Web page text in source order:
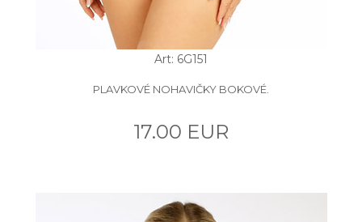
Art: 6G151
PLAVKOVÉ NOHAVIČKY BOKOVÉ.
17.00 EUR